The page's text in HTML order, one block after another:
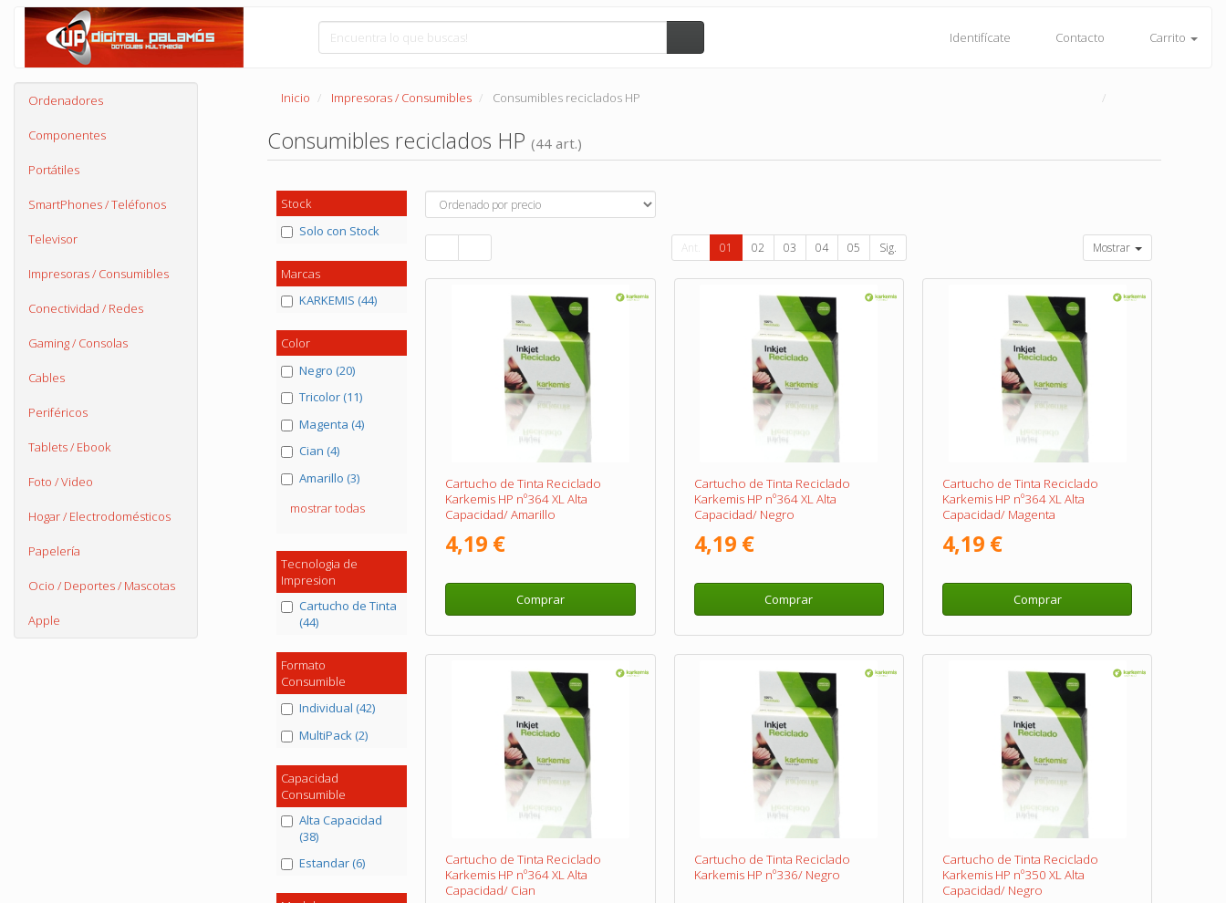
Identifícate Contacto Carrito
Ordenadores
Componentes
Portátiles
SmartPhones / Teléfonos
Televisor
Impresoras / Consumibles
Conectividad / Redes
Gaming / Consolas
Cables
Periféricos
Tablets / Ebook
Foto / Video
Hogar / Electrodomésticos
Papelería
Ocio / Deportes / Mascotas
Apple
Inicio Impresoras / Consumibles Consumibles reciclados HP
Consumibles reciclados HP (44 art.)
Stock
Solo con Stock
Marcas
KARKEMIS (44)
Color
Negro (20)
Tricolor (11)
Magenta (4)
Cian (4)
Amarillo (3)
mostrar todas
Tecnologia de
Impresion
Cartucho de Tinta
(44)
Formato
Consumible
Individual (42)
MultiPack (2)
Capacidad
Consumible
Alta Capacidad
(38)
Estandar (6)
Ant. 01 02 03 04 05 Sig. Mostrar
Cartucho de Tinta Reciclado
Karkemis HP nº364 XL Alta
Capacidad/ Amarillo
4,19 €
Comprar
Cartucho de Tinta Reciclado
Karkemis HP nº364 XL Alta
Capacidad/ Negro
4,19 €
Comprar
Cartucho de Tinta Reciclado
Karkemis HP nº364 XL Alta
Capacidad/ Magenta
4,19 €
Comprar
Cartucho de Tinta Reciclado
Karkemis HP nº364 XL Alta
Capacidad/ Cian
Cartucho de Tinta Reciclado
Karkemis HP nº336/ Negro
Cartucho de Tinta Reciclado
Karkemis HP nº350 XL Alta
Capacidad/ Negro